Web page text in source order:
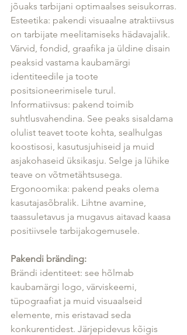
jõuaks tarbijani optimaalses seisukorras.
Esteetika: pakendi visuaalne atraktiivsus
on tarbijate meelitamiseks hädavajalik.
Värvid, fondid, graafika ja üldine disain
peaksid vastama kaubamärgi
identiteedile ja toote
positsioneerimisele turul.
Informatiivsus: pakend toimib
suhtlusvahendina. See peaks sisaldama
olulist teavet toote kohta, sealhulgas
koostisosi, kasutusjuhiseid ja muid
asjakohaseid üksikasju. Selge ja lühike
teave on võtmetähtsusega.
Ergonoomika: pakend peaks olema
kasutajasõbralik. Lihtne avamine,
taassuletavus ja mugavus aitavad kaasa
positiivsele tarbijakogemusele.
Pakendi bränding:
Brändi identiteet: see hõlmab
kaubamärgi logo, värviskeemi,
tüpograafiat ja muid visuaalseid
elemente, mis eristavad seda
konkurentidest. Järjepidevus kõigis